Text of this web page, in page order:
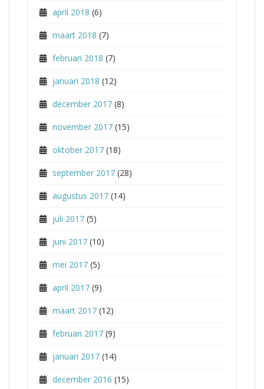
april 2018 (6)
maart 2018 (7)
februari 2018 (7)
januari 2018 (12)
december 2017 (8)
november 2017 (15)
oktober 2017 (18)
september 2017 (28)
augustus 2017 (14)
juli 2017 (5)
juni 2017 (10)
mei 2017 (5)
april 2017 (9)
maart 2017 (12)
februari 2017 (9)
januari 2017 (14)
december 2016 (15)